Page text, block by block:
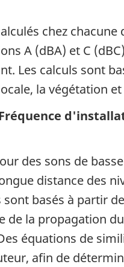
chez chacune
A (dBA) et C
Les calculs sont
la végétation
des sons de
distance des
basés à partir
la propagation
équations de
afin de